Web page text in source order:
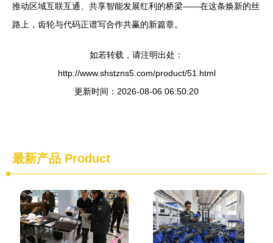
推动区域互联互通、共享智能发展红利的桥梁——在这条焕新的丝
路上，齿轮与代码正谱写合作共赢的新篇章。
如若转载，请注明出处：
http://www.shstzns5.com/product/51.html
更新时间：2026-08-06 06:50:20
最新产品 Product